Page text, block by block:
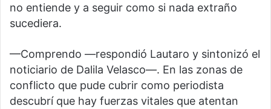
no entiende y a seguir como si nada extraño
sucediera.
—Comprendo —respondió Lautaro y sintonizó el
noticiario de Dalila Velasco—. En las zonas de
conflicto que pude cubrir como periodista
descubrí que hay fuerzas vitales que atentan